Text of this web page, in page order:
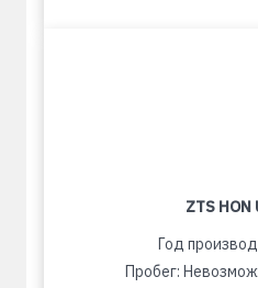
ZTS HON
Год
Пробег: